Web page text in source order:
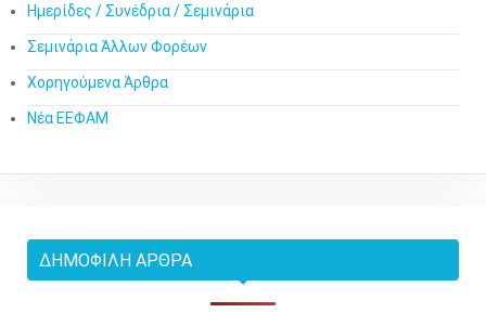
Ημερίδες / Συνέδρια / Σεμινάρια
Σεμινάρια Άλλων Φορέων
Χορηγούμενα Άρθρα
Νέα ΕΕΦΑΜ
ΔΗΜΟΦΙΛΉ ΆΡΘΡΑ